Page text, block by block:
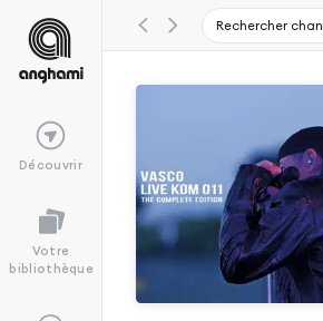
Découvrir
Votre
bibliothèque